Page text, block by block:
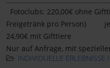
Fotoclubs: 220,00€ ohne
Freigetränk pro Person)
24,90€ mit Gifttiere
Nur auf Anfrage, mit
INDIVIDUELLE ERLEBNISSE